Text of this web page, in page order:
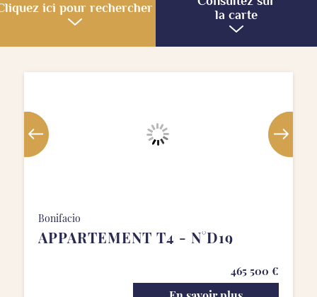
ici pour rechercher
APPARTEMENT T4 - N°D19
Bonifacio
465 500 €